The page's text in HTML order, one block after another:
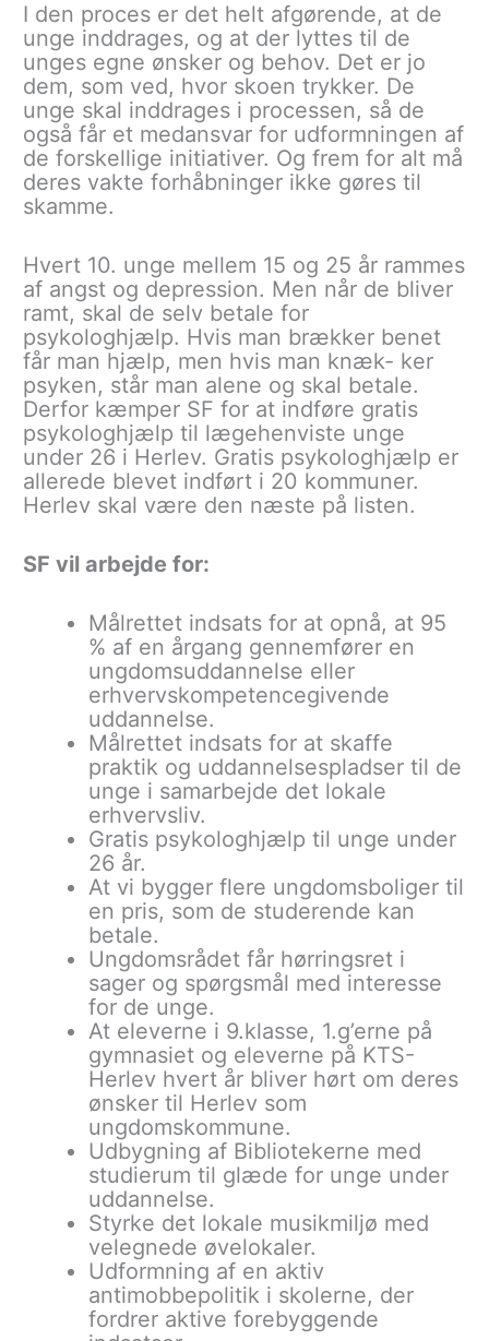
I den proces er det helt afgørende, at de
unge inddrages, og at der lyttes til de
unges egne ønsker og behov. Det er jo
dem, som ved, hvor skoen trykker. De
unge skal inddrages i processen, så de
også får et medansvar for udformningen af
de forskellige initiativer. Og frem for alt må
deres vakte forhåbninger ikke gøres til
skamme.
Hvert 10. unge mellem 15 og 25 år rammes
af angst og depression. Men når de bliver
ramt, skal de selv betale for
psykologhjælp. Hvis man brækker benet
får man hjælp, men hvis man knæk- ker
psyken, står man alene og skal betale.
Derfor kæmper SF for at indføre gratis
psykologhjælp til lægehenviste unge
under 26 i Herlev. Gratis psykologhjælp er
allerede blevet indført i 20 kommuner.
Herlev skal være den næste på listen.
SF vil arbejde for:
Målrettet indsats for at opnå, at 95
% af en årgang gennemfører en
ungdomsuddannelse eller
erhvervskompetencegivende
uddannelse.
Målrettet indsats for at skaffe
praktik og uddannelsespladser til de
unge i samarbejde det lokale
erhvervsliv.
Gratis psykologhjælp til unge under
26 år.
At vi bygger flere ungdomsboliger til
en pris, som de studerende kan
betale.
Ungdomsrådet får hørringsret i
sager og spørgsmål med interesse
for de unge.
At eleverne i 9.klasse, 1.g’erne på
gymnasiet og eleverne på KTS-
Herlev hvert år bliver hørt om deres
ønsker til Herlev som
ungdomskommune.
Udbygning af Bibliotekerne med
studierum til glæde for unge under
uddannelse.
Styrke det lokale musikmiljø med
velegnede øvelokaler.
Udformning af en aktiv
antimobbepolitik i skolerne, der
fordrer aktive forebyggende